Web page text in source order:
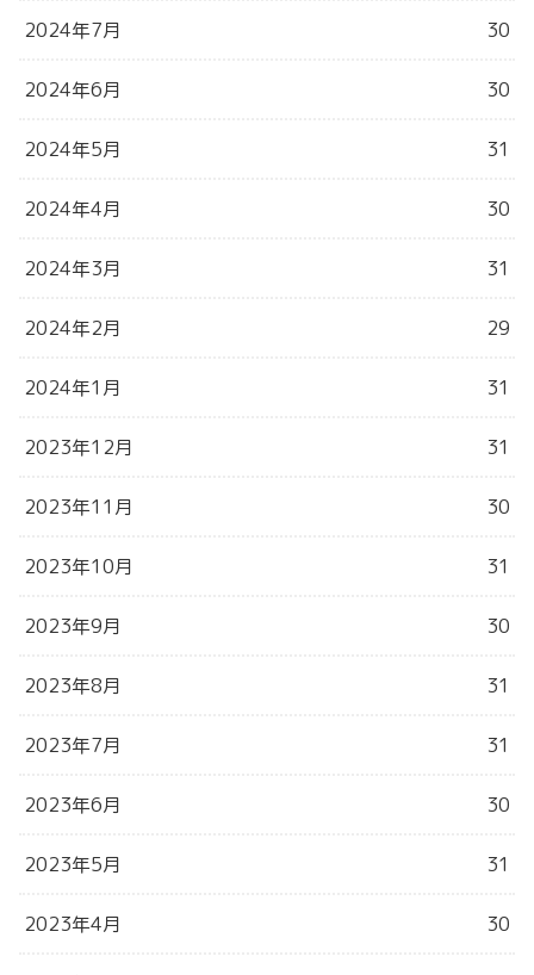
2024年7月 30
2024年6月 30
2024年5月 31
2024年4月 30
2024年3月 31
2024年2月 29
2024年1月 31
2023年12月 31
2023年11月 30
2023年10月 31
2023年9月 30
2023年8月 31
2023年7月 31
2023年6月 30
2023年5月 31
2023年4月 30